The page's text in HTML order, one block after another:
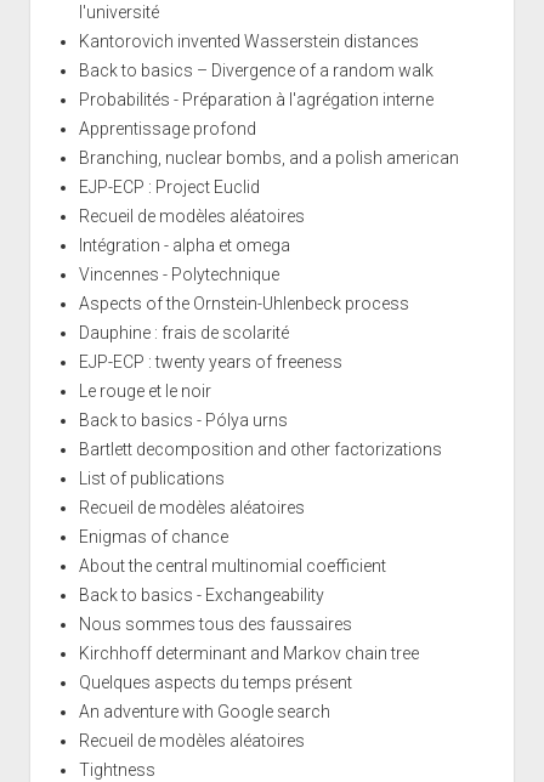
l'université
Kantorovich invented Wasserstein distances
Back to basics – Divergence of a random walk
Probabilités - Préparation à l'agrégation interne
Apprentissage profond
Branching, nuclear bombs, and a polish american
EJP-ECP : Project Euclid
Recueil de modèles aléatoires
Intégration - alpha et omega
Vincennes - Polytechnique
Aspects of the Ornstein-Uhlenbeck process
Dauphine : frais de scolarité
EJP-ECP : twenty years of freeness
Le rouge et le noir
Back to basics - Pólya urns
Bartlett decomposition and other factorizations
List of publications
Recueil de modèles aléatoires
Enigmas of chance
About the central multinomial coefficient
Back to basics - Exchangeability
Nous sommes tous des faussaires
Kirchhoff determinant and Markov chain tree
Quelques aspects du temps présent
An adventure with Google search
Recueil de modèles aléatoires
Tightness